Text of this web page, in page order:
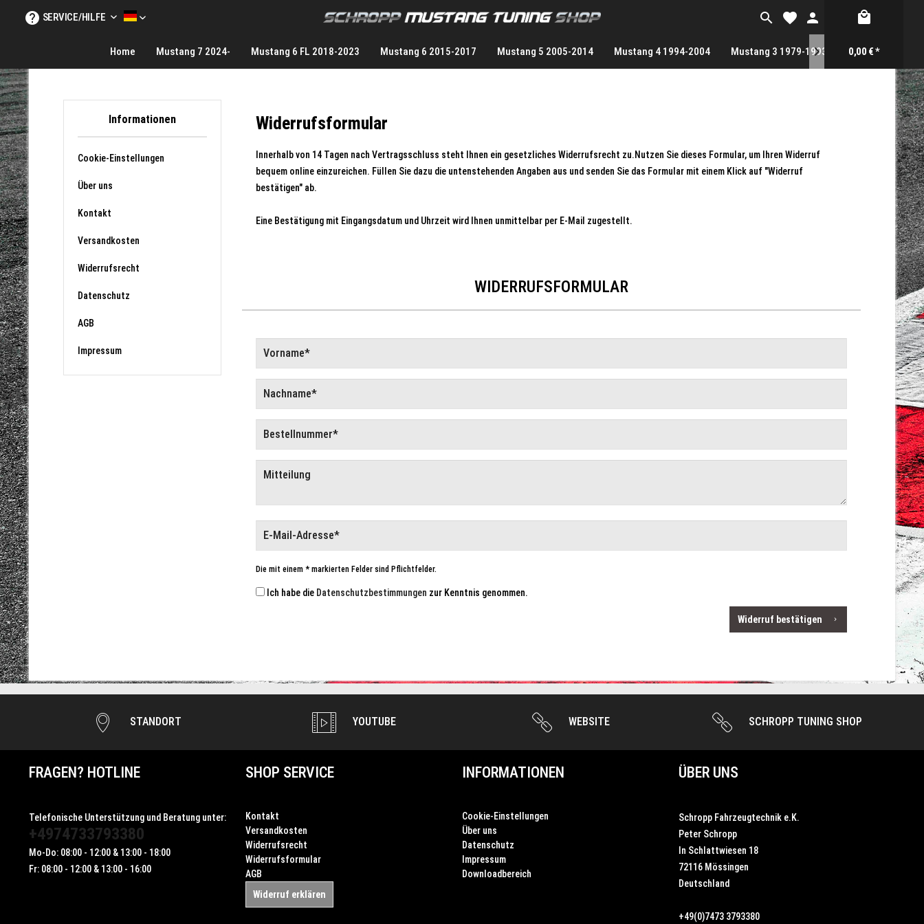
SERVICE/HILFE
0,00 € *
Home Mustang 7 2024- Mustang 6 FL 2018-2023 Mustang 6 2015-2017 Mustang 5 2005-2014 Mustang 4 1994-2004 Mustang 3 1979-1993 Gutscheine

Informationen
Cookie-Einstellungen
Über uns
Kontakt
Versandkosten
Widerrufsrecht
Datenschutz
AGB
Impressum
Widerrufsformular
Innerhalb von 14 Tagen nach Vertragsschluss steht Ihnen ein gesetzliches Widerrufsrecht zu.Nutzen Sie dieses Formular, um Ihren Widerruf
bequem online einzureichen. Füllen Sie dazu die untenstehenden Angaben aus und senden Sie das Formular mit einem Klick auf "Widerruf
bestätigen" ab.
Eine Bestätigung mit Eingangsdatum und Uhrzeit wird Ihnen unmittelbar per E-Mail zugestellt.
WIDERRUFSFORMULAR
Die mit einem * markierten Felder sind Pflichtfelder.
Ich habe die Datenschutzbestimmungen zur Kenntnis genommen.
Widerruf bestätigen
STANDORT YOUTUBE WEBSITE SCHROPP TUNING SHOP
FRAGEN? HOTLINE
Telefonische Unterstützung und Beratung unter:
+4974733793380
Mo-Do: 08:00 - 12:00 & 13:00 - 18:00
Fr: 08:00 - 12:00 & 13:00 - 16:00
SHOP SERVICE
Kontakt
Versandkosten
Widerrufsrecht
Widerrufsformular
AGB
Widerruf erklären
INFORMATIONEN
Cookie-Einstellungen
Über uns
Datenschutz
Impressum
Downloadbereich
ÜBER UNS
Schropp Fahrzeugtechnik e.K.
Peter Schropp
In Schlattwiesen 18
72116 Mössingen
Deutschland
+49(0)7473 3793380